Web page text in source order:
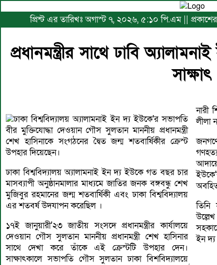
প্রিন্ট এর তারিখঃ অগাস্ট ৭, ২০২৬, ৫:১০ পি.এম ||
প্রধানমন্ত্রীর সাথে ঢাবি
সাক্ষাৎ
ঢাকা বিশ্ববিদ্যালয় অ্যালামনাই ইন দ্য ইউকে'র সভাপতি
বীর মুক্তিযোদ্ধা দেওয়ান গৌস সুলতান মাননীয় প্রধানমন্ত্রী
শেখ হাসিনাকে সংগঠনের দ্বৈত জন্ম শতবার্ষিকীর ক্রেস্ট
উপহার দিয়েছেন।
ঢাকা বিশ্ববিদ্যালয় অ্যালামনাই ইন দ্য ইউকে গত বছর চার
মাসব্যাপী অনুষ্ঠানমালার মাধ্যমে জাতির জনক বঙ্গবন্ধু শেখ
মুজিবুর রহমানের জন্ম শতবার্ষিকী এবং ঢাকা বিশ্ববিদ্যালয়
এর শতবর্ষ উদযাপন করেছিল ।
১৭ই জানুয়ারী'২৩ জাতীয় সংসদে প্রধানমন্ত্রীর কার্যালয়ে
দেওয়ান গৌস সুলতান মাননীয় প্রধানমন্ত্রী শেখ হাসিনার
সাথে দেখা করে তাঁকে এই ক্রেস্টটি উপহার দেন।
সাক্ষাৎকালে সভাপতি গৌস সুলতান ঢাকা বিশবিদ্যালয়ে
নারী
লীলা
তিনি
ইন